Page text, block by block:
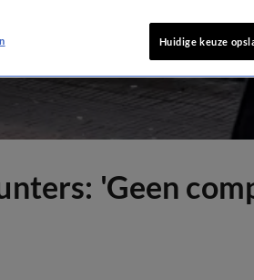
'Geen
Huidige keuze